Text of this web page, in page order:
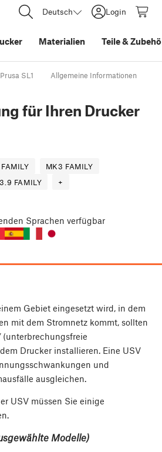
Deutsch Login
Materialien Teile&
SL1 Allgemeine Informationen
für Ihren Drucker
MK3 FAMILY
FAMILY +
Sprachen verfügbar
Gebiet eingesetzt wird, in dem
mit dem Stromnetz kommt, sollten
(unterbrechungsfreie
Drucker installieren. Eine USV
und
ausgleichen.
USV müssen Sie einige
Modelle)